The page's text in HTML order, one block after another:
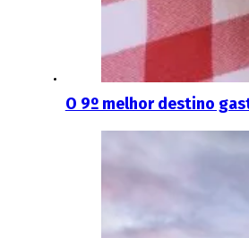
O 9º melhor destino